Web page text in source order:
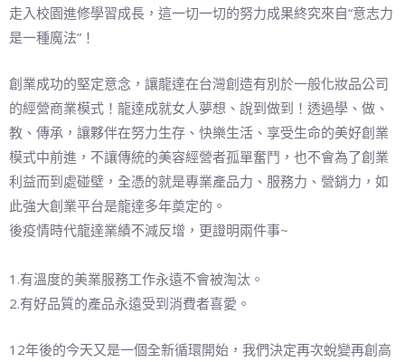
走入校園進修學習成長，這一切一切的努力成果終究來自“意志力
是一種魔法”！
創業成功的堅定意念，讓龍達在台灣創造有別於一般化妝品公司
的經營商業模式！龍達成就女人夢想、說到做到！透過學、做、
教、傳承，讓夥伴在努力生存、快樂生活、享受生命的美好創業
模式中前進，不讓傳統的美容經營者孤單奮鬥，也不會為了創業
利益而到處碰壁，全憑的就是專業產品力、服務力、營銷力，如
此強大創業平台是龍達多年奠定的。
後疫情時代龍達業績不減反增，更證明兩件事~
1.有溫度的美業服務工作永遠不會被淘汰。
2.有好品質的產品永遠受到消費者喜愛。
12年後的今天又是一個全新循環開始，我們決定再次蛻變再創高